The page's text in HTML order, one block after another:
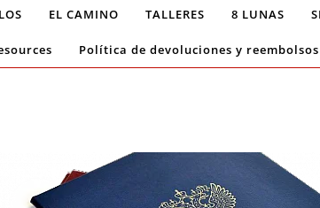
EL CAMINO TALLERES 8 LUNAS
Política de devoluciones y reembolsos